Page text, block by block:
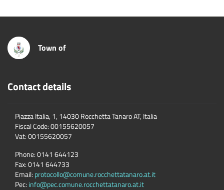
Town of
Contact details
Piazza Italia, 1, 14030 Rocchetta Tanaro AT, Italia
Fiscal Code:00155620057
Vat:00155620057
Phone:0141 644123
Fax:0141 644733
Email: protocollo@comune.rocchettatanaro.at.it
Pec: info@pec.comune.rocchettatanaro.at.it